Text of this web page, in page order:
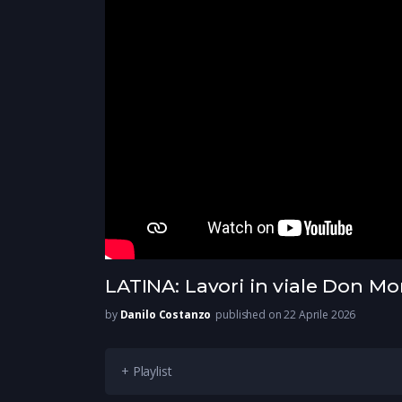
LATINA: Lavori in viale Don
by Danilo Costanzo published on 22 Aprile 2026
+ Playlist